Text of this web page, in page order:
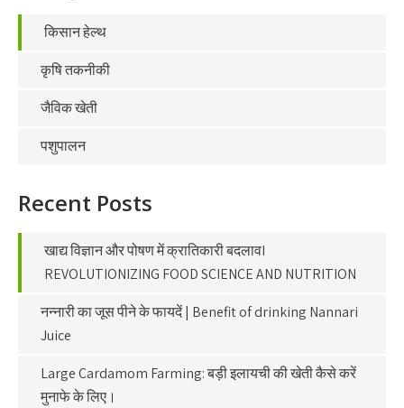
किसान हेल्थ
कृषि तकनीकी
जैविक खेती
पशुपालन
Recent Posts
खाद्य विज्ञान और पोषण में क्रातिकारी बदलावI
REVOLUTIONIZING FOOD SCIENCE AND NUTRITION
नन्नारी का जूस पीने के फायदें | Benefit of drinking Nannari
Juice
Large Cardamom Farming: बड़ी इलायची की खेती कैसे करें
मुनाफे के लिए।